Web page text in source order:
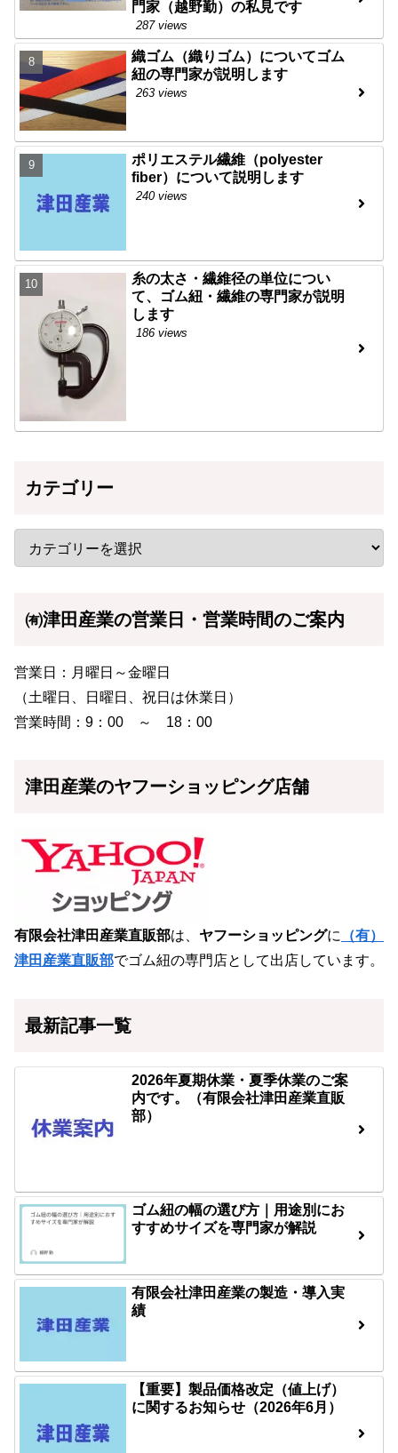
門家（越野勤）の私見です
287 views
織ゴム（織りゴム）についてゴム
紐の専門家が説明します
263 views
ポリエステル繊維（polyester
fiber）について説明します
240 views
糸の太さ・繊維径の単位につい
て、ゴム紐・繊維の専門家が説明
します
186 views
カテゴリー
㈲津田産業の営業日・営業時間のご案内
営業日：月曜日～金曜日
（土曜日、日曜日、祝日は休業日）
営業時間：9：00 ～ 18：00
津田産業のヤフーショッピング店舗
有限会社津田産業直販部は、 ヤフーショッピングに （有）
津田産業直販部でゴム紐の専門店として出店しています。
最新記事一覧
2026年夏期休業・夏季休業のご案
内です。（有限会社津田産業直販
部）
ゴム紐の幅の選び方｜用途別にお
すすめサイズを専門家が解説
有限会社津田産業の製造・導入実
績
【重要】製品価格改定（値上げ）
に関するお知らせ（2026年6月）